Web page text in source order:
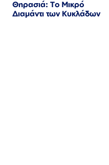
Θηρασιά: Το Μικρό
Διαμάντι των Κυκλάδων